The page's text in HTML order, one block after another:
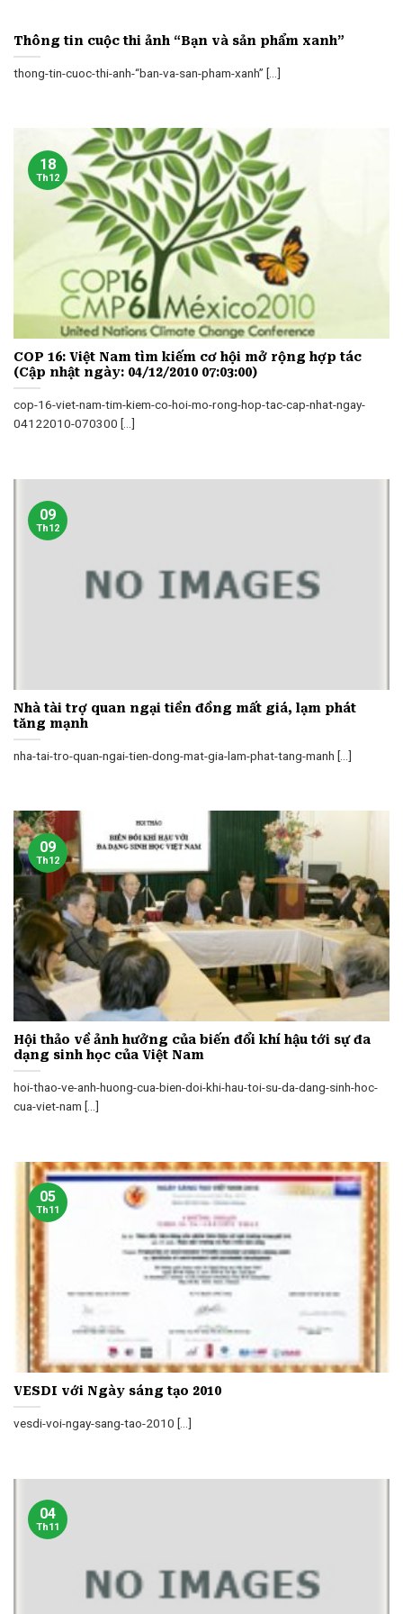
Thông tin cuộc thi ảnh “Bạn và sản phẩm xanh”
thong-tin-cuoc-thi-anh-“ban-va-san-pham-xanh” [...]
COP 16: Việt Nam tìm kiếm cơ hội mở rộng hợp tác
(Cập nhật ngày: 04/12/2010 07:03:00)
cop-16-viet-nam-tim-kiem-co-hoi-mo-rong-hop-tac-cap-nhat-ngay-
04122010-070300 [...]
18
Th12
Nhà tài trợ quan ngại tiền đồng mất giá, lạm phát
tăng mạnh
nha-tai-tro-quan-ngai-tien-dong-mat-gia-lam-phat-tang-manh [...]
09
Th12
Hội thảo về ảnh hưởng của biến đổi khí hậu tới sự đa
dạng sinh học của Việt Nam
hoi-thao-ve-anh-huong-cua-bien-doi-khi-hau-toi-su-da-dang-sinh-hoc-
cua-viet-nam [...]
09
Th12
VESDI với Ngày sáng tạo 2010
vesdi-voi-ngay-sang-tao-2010 [...]
05
Th11
04
Th11